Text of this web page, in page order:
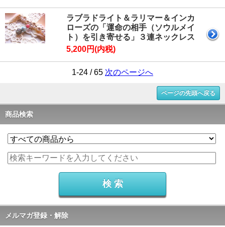
ラブラドライト＆ラリマー＆インカ
ローズの「運命の相手（ソウルメイ
ト）を引き寄せる」３連ネックレス
5,200円(内税)
1-24 / 65 次のページへ
ページの先頭へ戻る
商品検索
メルマガ登録・解除